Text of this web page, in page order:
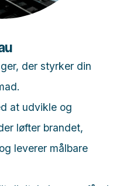
der styrker din
at udvikle og
løfter brandet,
leverer målbare